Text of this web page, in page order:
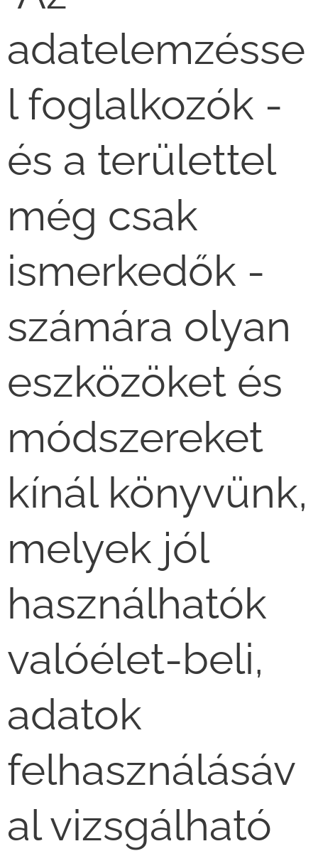
adatelemzésse
l foglalkozók -
és a területtel
még csak
ismerkedők -
számára olyan
eszközöket és
módszereket
kínál könyvünk,
melyek jól
használhatók
valóélet-beli,
adatok
felhasználásáv
al vizsgálható